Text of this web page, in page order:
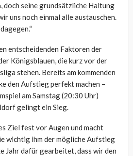
doch seine grundsätzliche Haltung
uns noch einmal alle austauschen.
entscheidenden Faktoren der
Königsblauen, die kurz vor der
stehen. Bereits am kommenden
den Aufstieg perfekt machen –
am Samstag (20:30 Uhr)
gelingt ein Sieg.
Ziel fest vor Augen und macht
wichtig ihm der mögliche Aufstieg
Jahr dafür gearbeitet, dass wir den